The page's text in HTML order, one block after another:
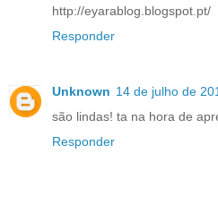
http://eyarablog.blogspot.pt/
Responder
Unknown 14 de julho de
são lindas! ta na hora de
Responder